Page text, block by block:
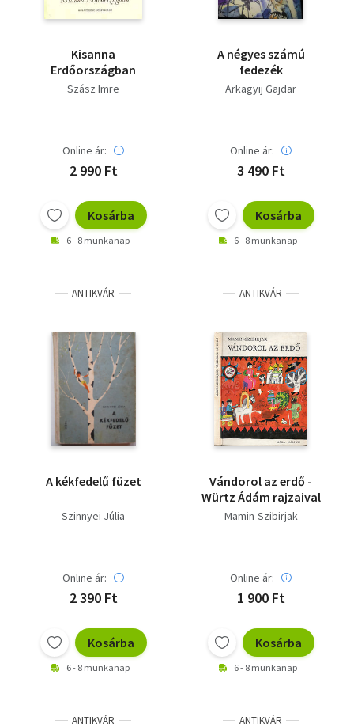
Kisanna
Erdőországban
Szász Imre
Online ár:
2 990 Ft
Kosárba
6 - 8 munkanap
A négyes számú
fedezék
Arkagyij Gajdar
Online ár:
3 490 Ft
Kosárba
6 - 8 munkanap
ANTIKVÁR
A kékfedelű füzet
Szinnyei Júlia
Online ár:
2 390 Ft
Kosárba
6 - 8 munkanap
ANTIKVÁR
Vándorol az erdő -
Würtz Ádám rajzaival
Mamin-Szibirjak
Online ár:
1 900 Ft
Kosárba
6 - 8 munkanap
ANTIKVÁR ANTIKVÁR